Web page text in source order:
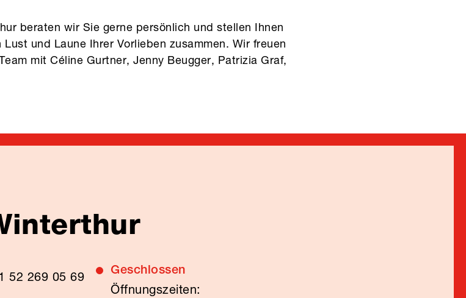
beraten wir Sie gerne persönlich und stellen Ihnen
und Laune Ihrer Vorlieben zusammen. Wir freuen
mit Céline Gurtner, Jenny Beugger, Patrizia Graf,
52 269 05 69 Geschlossen
Öffnungszeiten: